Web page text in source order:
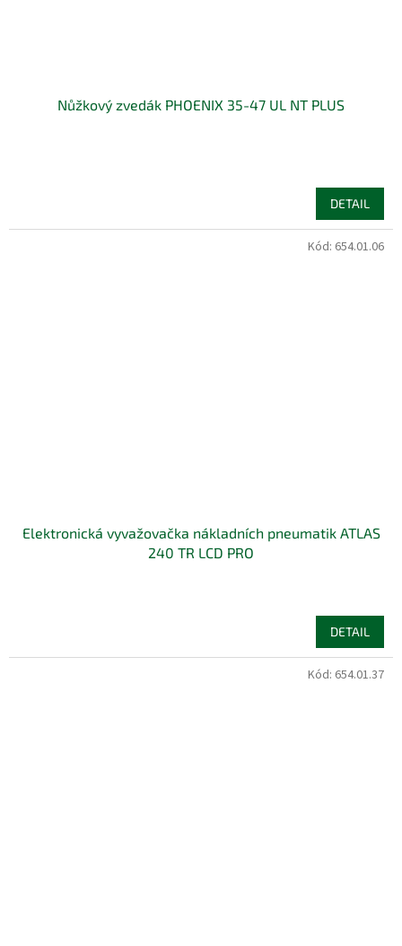
Nůžkový zvedák PHOENIX 35-47 UL NT PLUS
DETAIL
Elektronická vyvažovačka nákladních pneumatik ATLAS
240 TR LCD PRO
DETAIL
Kód: 654.01.06
Kód: 654.01.37